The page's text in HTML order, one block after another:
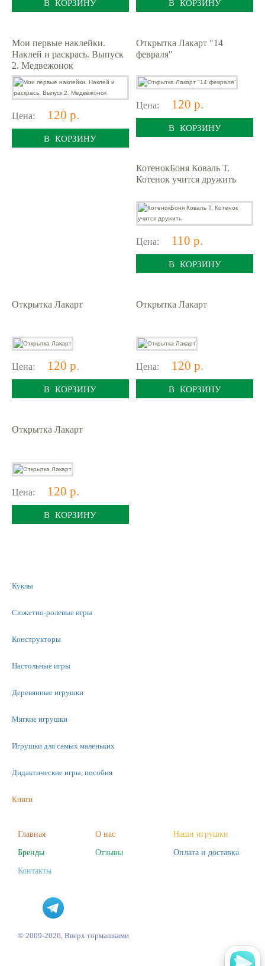
Мои первые наклейки.
Наклей и раскрась. Выпуск
2. Медвежонок
Цена: 120 р.
В КОРЗИНУ
Открытка Лакарт "14
февраля"
Цена: 120 р.
В КОРЗИНУ
КотенокБоня Коваль Т.
Котенок учится дружить
Цена: 110 р.
В КОРЗИНУ
Открытка Лакарт
Цена: 120 р.
В КОРЗИНУ
Открытка Лакарт
Цена: 120 р.
В КОРЗИНУ
Открытка Лакарт
Цена: 120 р.
В КОРЗИНУ
Куклы
Сюжетно-ролевые игры
Конструкторы
Настольные игры
Деревянные игрушки
Мягкие игрушки
Игрушки для самых маленьких
Дидактические игры, пособия
Книги
Фигурки
Наборы для творчества
Пазлы
Главная О нас
Наши игрушки
Бренды
Отзывы
Оплата и доставка
Контакты
© 2009-2026, Вверх тормашками